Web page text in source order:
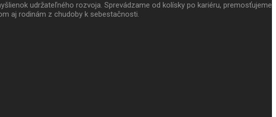
udržateľného rozvoja. Sprevádzame od kolísky po kariéru, premosťujeme
aj rodinám z chudoby k sebestačnosti.